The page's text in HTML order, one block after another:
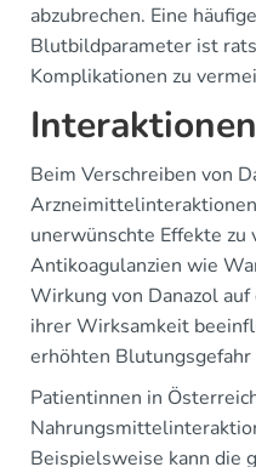
abzubrechen. Eine
Blutbildparameter ist
Komplikationen zu
Beim Verschreiben von
unerwünschte Effekte zu
Antikoagulanzien wie
Wirkung von Danazol
ihrer Wirksamkeit
erhöhten Blutungsgefahr
Patientinnen in
Beispielsweise kann die